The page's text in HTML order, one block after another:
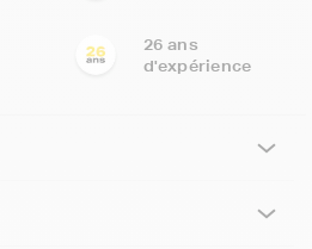
26 ans
d'expérience